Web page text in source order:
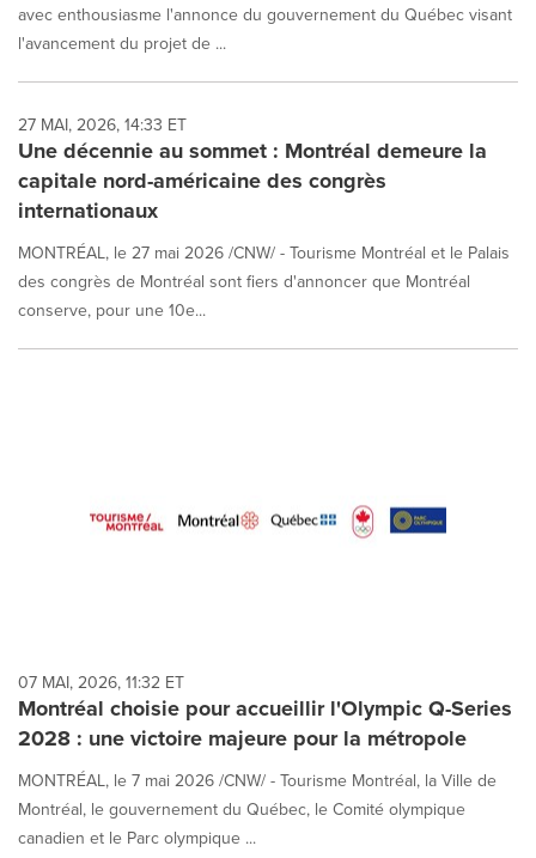
avec enthousiasme l'annonce du gouvernement du Québec visant
l'avancement du projet de ...
27 MAI, 2026, 14:33 ET
Une décennie au sommet : Montréal demeure la
capitale nord-américaine des congrès
internationaux
MONTRÉAL, le 27 mai 2026 /CNW/ - Tourisme Montréal et le Palais
des congrès de Montréal sont fiers d'annoncer que Montréal
conserve, pour une 10e...
07 MAI, 2026, 11:32 ET
Montréal choisie pour accueillir l'Olympic Q-Series
2028 : une victoire majeure pour la métropole
MONTRÉAL, le 7 mai 2026 /CNW/ - Tourisme Montréal, la Ville de
Montréal, le gouvernement du Québec, le Comité olympique
canadien et le Parc olympique ...